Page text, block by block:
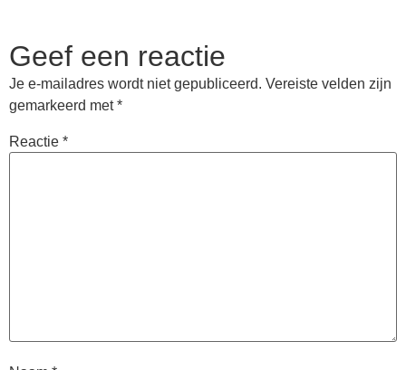
Geef een reactie
Je e-mailadres wordt niet gepubliceerd. Vereiste velden zijn
gemarkeerd met*
Reactie *